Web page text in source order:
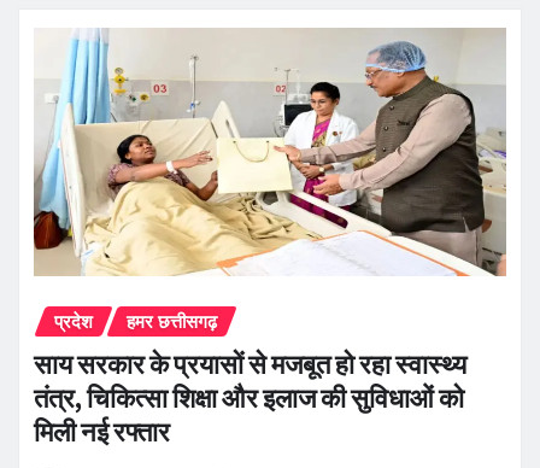
प्रदेश हमर छत्तीसगढ़
साय सरकार के प्रयासों से मजबूत हो रहा स्वास्थ्य
तंत्र, चिकित्सा शिक्षा और इलाज की सुविधाओं को
मिली नई रफ्तार